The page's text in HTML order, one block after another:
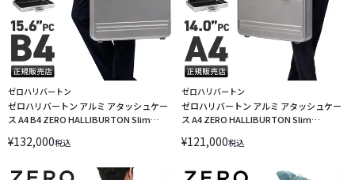
ゼロハリバートン
ゼロハリバートン アルミ アタッシュケー
ス A4 B4 ZERO HALLIBURTON Slim
¥132,000税込
ゼロハリバートン
ゼロハリバートン アルミ アタッシュケー
ス A4 ZERO HALLIBURTON Slim
¥121,000税込